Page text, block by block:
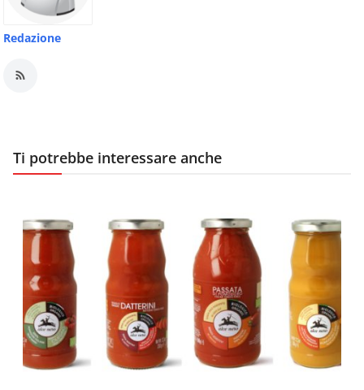
Redazione
Ti potrebbe interessare anche